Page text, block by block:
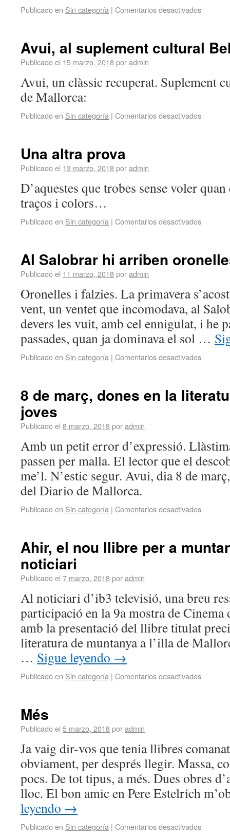
Publicado en Sin categoría | Comentarios desactivados
Avui, al suplement cultural
Publicado el 15 marzo, 2018poradmin
Avui, un clàssic recuperat. Suplement
de Mallorca:
Publicado en Sin categoría | Comentarios desactivados
Una altra prova
Publicado el 13 marzo, 2018poradmin
D’aquestes que trobes sense voler
traços i colors…
Publicado en Sin categoría | Comentarios desactivados
Al Salobrar hi arriben
Publicado el 11 marzo, 2018poradmin
Oronelles i falzies. La primavera
vent, un ventet que incomodava, al
devers les vuit, amb cel ennigulat, i he
passades, quan ja dominava el sol …
Publicado en Sin categoría | Comentarios desactivados
8 de març, dones en la
joves
Publicado el 8 marzo, 2018poradmin
Amb un petit error d’expressió.
passen per malla. El lector que el
me’l. N’estic segur. Avui, dia 8 de
del Diario de Mallorca.
Publicado en Sin categoría | Comentarios desactivados
Ahir, el nou llibre per a
noticiari
Publicado el 7 marzo, 2018poradmin
Al noticiari d’ib3 televisió, una breu
participació en la 9a mostra de Cinema
amb la presentació del llibre titulat
literatura de muntanya a l’illa de
… Sigue leyendo →
Publicado en Sin categoría | Comentarios desactivados
Més
Publicado el 5 marzo, 2018poradmin
Ja vaig dir-vos que tenia llibres
obviament, per després llegir. Massa,
pocs. De tot tipus, a més. Dues obres
lloc. El bon amic en Pere Estelrich
leyendo →
Publicado en Sin categoría | Comentarios desactivados